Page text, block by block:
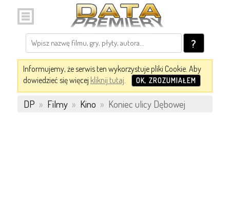
?
Informujemy, że serwis ten wykorzystuje pliki Cookie. Aby
dowiedzieć się więcej kliknij tutaj. OK, ZROZUMIAŁEM
DP » Filmy » Kino » Koniec ulicy Dębowej